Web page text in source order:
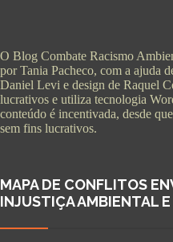
O Blog Combate Racismo
por Tania Pacheco, com a ajuda
Daniel Levi e design de Raquel
lucrativos e utiliza tecnologia
conteúdo é incentivada, desde
sem fins lucrativos.
MAPA DE CONFLITOS
INJUSTIÇA AMBIENTAL E